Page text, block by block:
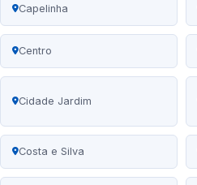
Capelinha
Centro
Cidade Jardim
Costa e Silva